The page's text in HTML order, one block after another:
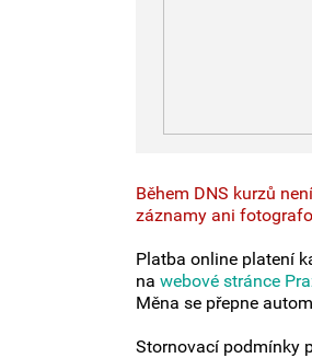
Během DNS kurzů
záznamy ani
Platba online platení
na webové stránce
Měna se přepne
Stornovací podmínky